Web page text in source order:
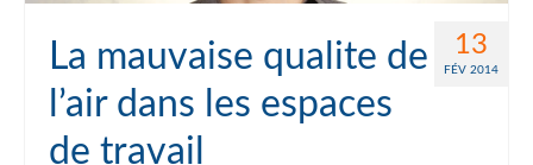
13
FÉV 2014
La mauvaise qualite de
l’air dans les espaces
de travail